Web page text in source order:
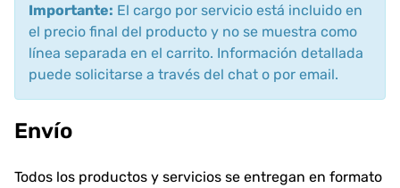
Importante: El cargo por servicio está incluido en
el precio final del producto y no se muestra como
línea separada en el carrito. Información detallada
puede solicitarse a través del chat o por email.
Envío
Todos los productos y servicios se entregan en formato